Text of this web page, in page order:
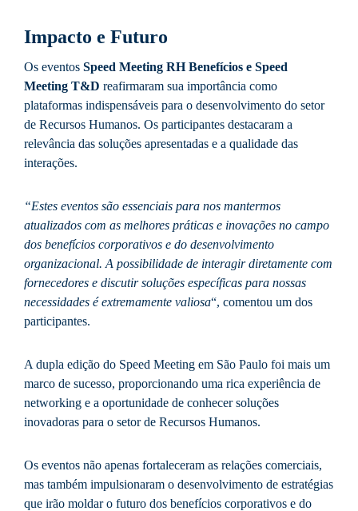
Impacto e Futuro
Os eventos Speed Meeting RH Benefícios e Speed
Meeting T&D reafirmaram sua importância como
plataformas indispensáveis para o desenvolvimento do setor
de Recursos Humanos. Os participantes destacaram a
relevância das soluções apresentadas e a qualidade das
interações.
“Estes eventos são essenciais para nos mantermos
atualizados com as melhores práticas e inovações no campo
dos benefícios corporativos e do desenvolvimento
organizacional. A possibilidade de interagir diretamente com
fornecedores e discutir soluções específicas para nossas
necessidades é extremamente valiosa“, comentou um dos
participantes.
A dupla edição do Speed Meeting em São Paulo foi mais um
marco de sucesso, proporcionando uma rica experiência de
networking e a oportunidade de conhecer soluções
inovadoras para o setor de Recursos Humanos.
Os eventos não apenas fortaleceram as relações comerciais,
mas também impulsionaram o desenvolvimento de estratégias
que irão moldar o futuro dos benefícios corporativos e do